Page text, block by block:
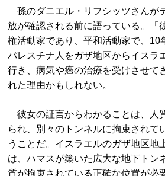
孫のダニエル・リフシッツさんが
放が確認される前に語っている。「
権活動家であり、平和活動家で、10
パレスチナ人をガザ地区からイスラ
行き、病気や癌の治療を受けさせて
れた理由かもしれない。
彼女の証言からわかることは、人
られ、別々のトンネルに拘束されて
うことだ。イスラエルのガザ地区地
は、ハマスが築いた広大な地下トン
質が拘束されている正確な位置が必